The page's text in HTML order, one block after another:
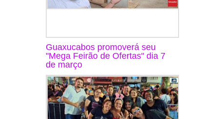
Guaxucabos promoverá seu
"Mega Feirão de Ofertas" dia 7
de março